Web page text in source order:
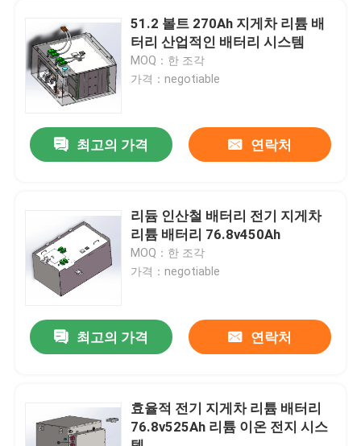
제품
우리에 대하여
공장 여행
연락주세요
인용문을 요구하세요
지게차 리튬 배터리
에너지 저장 리튬 배터리
51.2 볼트 270Ah 지게차 리튬 배
터리 산업적인 배터리 시스템
MOQ：한 조각
가격：negotiable
최고의 가격 연락처
리듐 인산철 배터리 전기 지게차
리튬 배터리 76.8v450Ah
MOQ：한 조각
가격：negotiable
최고의 가격 연락처
효율적 전기 지게차 리튬 배터리
76.8v525Ah 리튬 이온 전지 시스